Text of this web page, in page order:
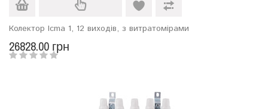
Колектор Icma 1, 12 виходів, з витратомірами
26828.00 грн